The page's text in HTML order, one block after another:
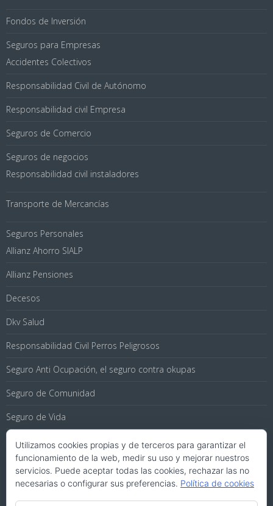
Fondos de Inversión
Seguros para Empresas
Accidentes Colectivos
Responsabilidad Civil de Autónomo
Responsabilidad civil Empresa
Seguros de Comercio
Seguros de negocios
Responsabilidad civil instaladores
Transporte de Mercancías
Seguros Personales
Allianz Ahorro SIALP
Allianz Pensiones
Decesos
Dkv Salud
Responsabilidad Civil Perros Peligrosos
Seguro Anti Ocupación, el seguro contra okupas
Seguro de Comunidad
Seguro de Vida
Seguros de Coche
Seguros de Viaje
Seguros para Hogar
Utilizamos cookies propias y de terceros para garantizar el
funcionamiento de la web, medir su uso y mejorar nuestros
servicios. Puede aceptar todas las cookies, rechazar las no
necesarias o configurar sus preferencias. Política de cookies